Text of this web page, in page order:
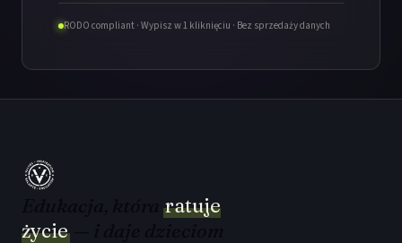
RODO compliant · Wypisz w 1 kliknięciu · Bez sprzedaży danych
ratuje
życie